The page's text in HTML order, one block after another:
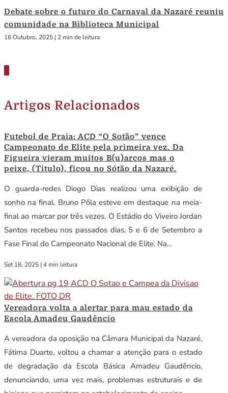
Debate sobre o futuro do Carnaval da Nazaré reuniu
comunidade na Biblioteca Municipal
16 Outubro, 2025 | 2 min de leitura
Artigos Relacionados
Futebol de Praia: ACD “O Sotão” vence
Campeonato de Elite pela primeira vez. Da
Figueira vieram muitos B(u)arcos mas o
peixe, (Titulo), ficou no Sótão da Nazaré.
O guarda-redes Diogo Dias realizou uma exibição de
sonho na final. Bruno Pôla esteve em destaque na meia-
final ao marcar por três vezes. O Estádio do Viveiro Jordan
Santos recebeu nos passados dias, 5 e 6 de Setembro a
Fase Final do Campeonato Nacional de Elite. Na...
Set 18, 2025 | 4 min leitura
Vereadora volta a alertar para mau estado da
Escola Amadeu Gaudêncio
A vereadora da oposição na Câmara Municipal da Nazaré,
Fátima Duarte, voltou a chamar a atenção para o estado
de degradação da Escola Básica Amadeu Gaudêncio,
denunciando, uma vez mais, problemas estruturais e de